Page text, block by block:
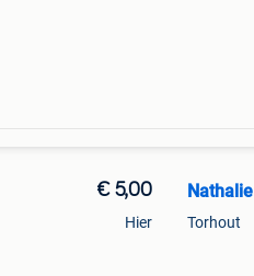
€ 5,00
Hier
Nathalie
Torhout